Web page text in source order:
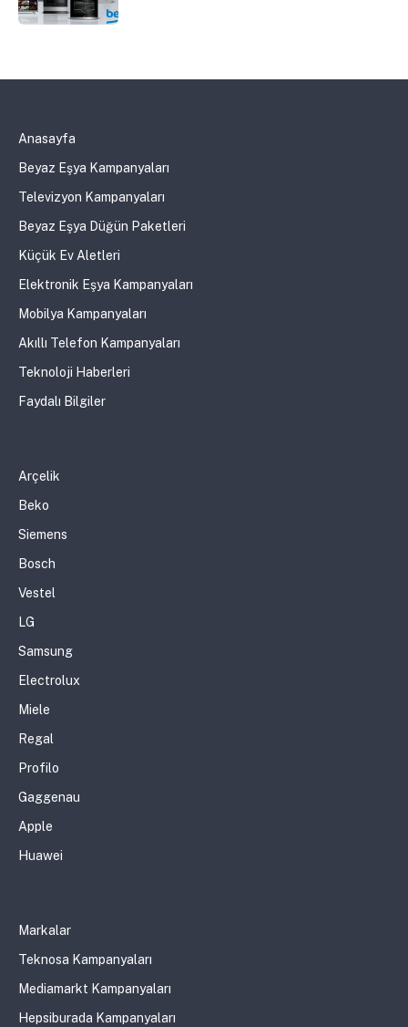
Anasayfa
Beyaz Eşya Kampanyaları
Televizyon Kampanyaları
Beyaz Eşya Düğün Paketleri
Küçük Ev Aletleri
Elektronik Eşya Kampanyaları
Mobilya Kampanyaları
Akıllı Telefon Kampanyaları
Teknoloji Haberleri
Faydalı Bilgiler
Arçelik
Beko
Siemens
Bosch
Vestel
LG
Samsung
Electrolux
Miele
Regal
Profilo
Gaggenau
Apple
Huawei
Markalar
Teknosa Kampanyaları
Mediamarkt Kampanyaları
Hepsiburada Kampanyaları